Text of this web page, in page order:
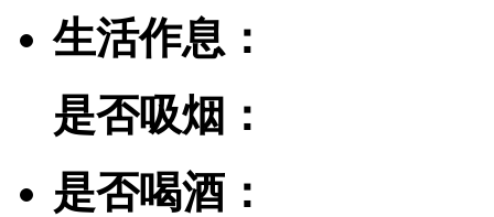
生活作息：
是否吸烟：
是否喝酒：